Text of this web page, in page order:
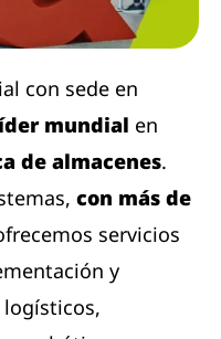
con sede en
mundial en
de almacenes.
con más de
servicios
y